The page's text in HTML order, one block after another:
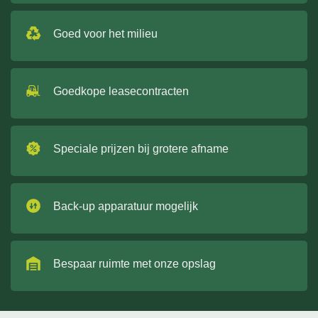
Goed voor het milieu
Goedkope leasecontracten
Speciale prijzen bij grotere afname
Back-up apparatuur mogelijk
Bespaar ruimte met onze opslag